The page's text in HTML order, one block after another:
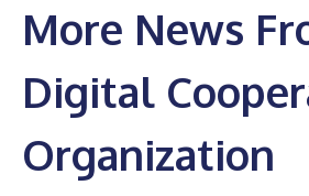
More News
Digital
Organization